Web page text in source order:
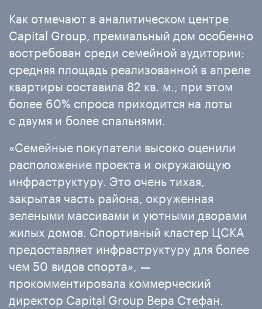
Как отмечают в аналитическом центре
Capital Group, премиальный дом особенно
востребован среди семейной аудитории:
средняя площадь реализованной в апреле
квартиры составила 82 кв. м., при этом
более 60% спроса приходится на лоты
с двумя и более спальнями.
«Семейные покупатели высоко оценили
расположение проекта и окружающую
инфраструктуру. Это очень тихая,
закрытая часть района, окруженная
зелеными массивами и уютными дворами
жилых домов. Спортивный кластер ЦСКА
предоставляет инфраструктуру для более
чем 50 видов спорта», —
прокомментировала коммерческий
директор Capital Group Вера Стефан.